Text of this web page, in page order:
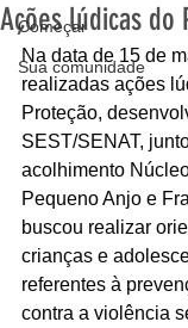
Começar
Sua comunidade
Ações lúdicas do
Na data de 15 de
realizadas ações
Proteção,
SEST/SENAT,
acolhimento
Pequeno Anjo e
buscou realizar
crianças e
referentes à
contra a violência